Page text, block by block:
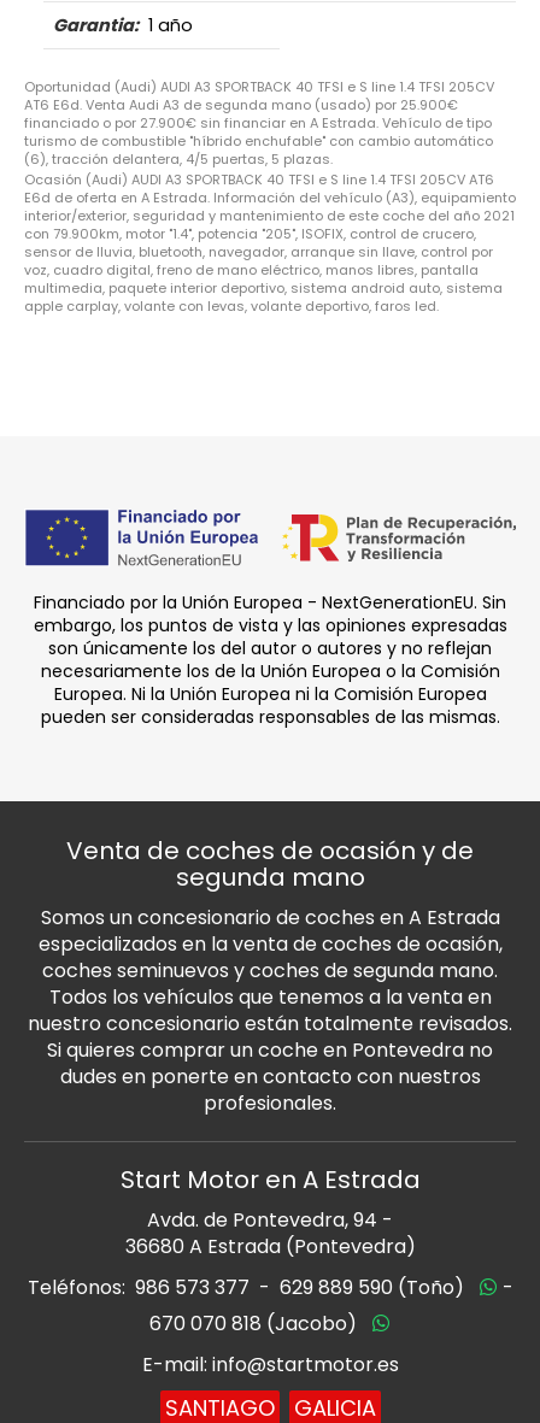
Garantia: 1 año
Oportunidad (Audi) AUDI A3 SPORTBACK 40 TFSI e S line 1.4 TFSI 205CV
AT6 E6d. Venta Audi A3 de segunda mano (usado) por 25.900€
financiado o por 27.900€ sin financiar en A Estrada. Vehículo de tipo
turismo de combustible "híbrido enchufable" con cambio automático
(6), tracción delantera, 4/5 puertas, 5 plazas.
Ocasión (Audi) AUDI A3 SPORTBACK 40 TFSI e S line 1.4 TFSI 205CV AT6
E6d de oferta en A Estrada. Información del vehículo (A3), equipamiento
interior/exterior, seguridad y mantenimiento de este coche del año 2021
con 79.900km, motor "1.4", potencia "205", ISOFIX, control de crucero,
sensor de lluvia, bluetooth, navegador, arranque sin llave, control por
voz, cuadro digital, freno de mano eléctrico, manos libres, pantalla
multimedia, paquete interior deportivo, sistema android auto, sistema
apple carplay, volante con levas, volante deportivo, faros led.
Financiado por la Unión Europea - NextGenerationEU. Sin
embargo, los puntos de vista y las opiniones expresadas
son únicamente los del autor o autores y no reflejan
necesariamente los de la Unión Europea o la Comisión
Europea. Ni la Unión Europea ni la Comisión Europea
pueden ser consideradas responsables de las mismas.
Venta de coches de ocasión y de
segunda mano
Somos un concesionario de coches en A Estrada
especializados en la venta de coches de ocasión,
coches seminuevos y coches de segunda mano.
Todos los vehículos que tenemos a la venta en
nuestro concesionario están totalmente revisados.
Si quieres comprar un coche en Pontevedra no
dudes en ponerte en contacto con nuestros
profesionales.
Start Motor en A Estrada
Avda. de Pontevedra, 94 -
36680 A Estrada (Pontevedra)
Teléfonos: 986 573 377 - 629 889 590 (Toño)
-
670 070 818 (Jacobo)
E-mail: info@startmotor.es
SANTIAGO GALICIA